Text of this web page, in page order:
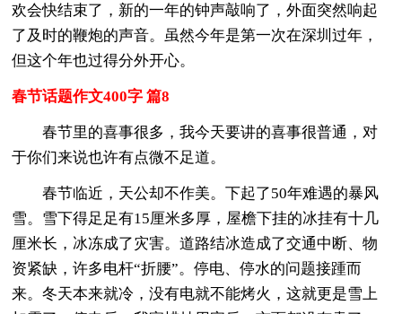
欢会快结束了，新的一年的钟声敲响了，外面突然响起
了及时的鞭炮的声音。虽然今年是第一次在深圳过年，
但这个年也过得分外开心。
春节话题作文400字 篇8
春节里的喜事很多，我今天要讲的喜事很普通，对
于你们来说也许有点微不足道。
春节临近，天公却不作美。下起了50年难遇的暴风
雪。雪下得足足有15厘米多厚，屋檐下挂的冰挂有十几
厘米长，冰冻成了灾害。道路结冰造成了交通中断、物
资紧缺，许多电杆“折腰”。停电、停水的问题接踵而
来。冬天本来就冷，没有电就不能烤火，这就更是雪上